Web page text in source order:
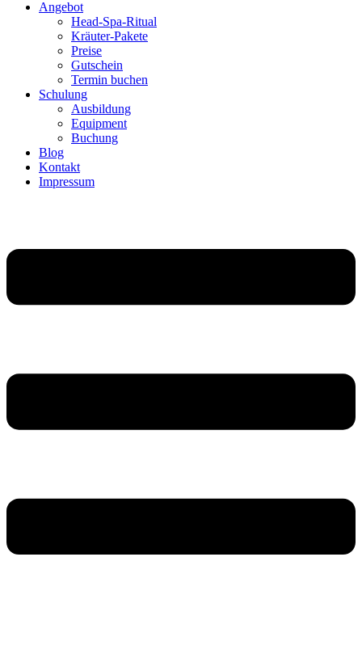
Angebot
Head-Spa-Ritual
Kräuter-Pakete
Preise
Gutschein
Termin buchen
Schulung
Ausbildung
Equipment
Buchung
Blog
Kontakt
Impressum